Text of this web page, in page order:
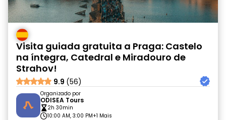
Visita guiada gratuita a Praga: Castelo
na íntegra, Catedral e Miradouro de
Strahov!
9.9 (56)
Organizado por
ODISEA Tours
2h 30min
10:00 AM, 3:00 PM+1 Mais